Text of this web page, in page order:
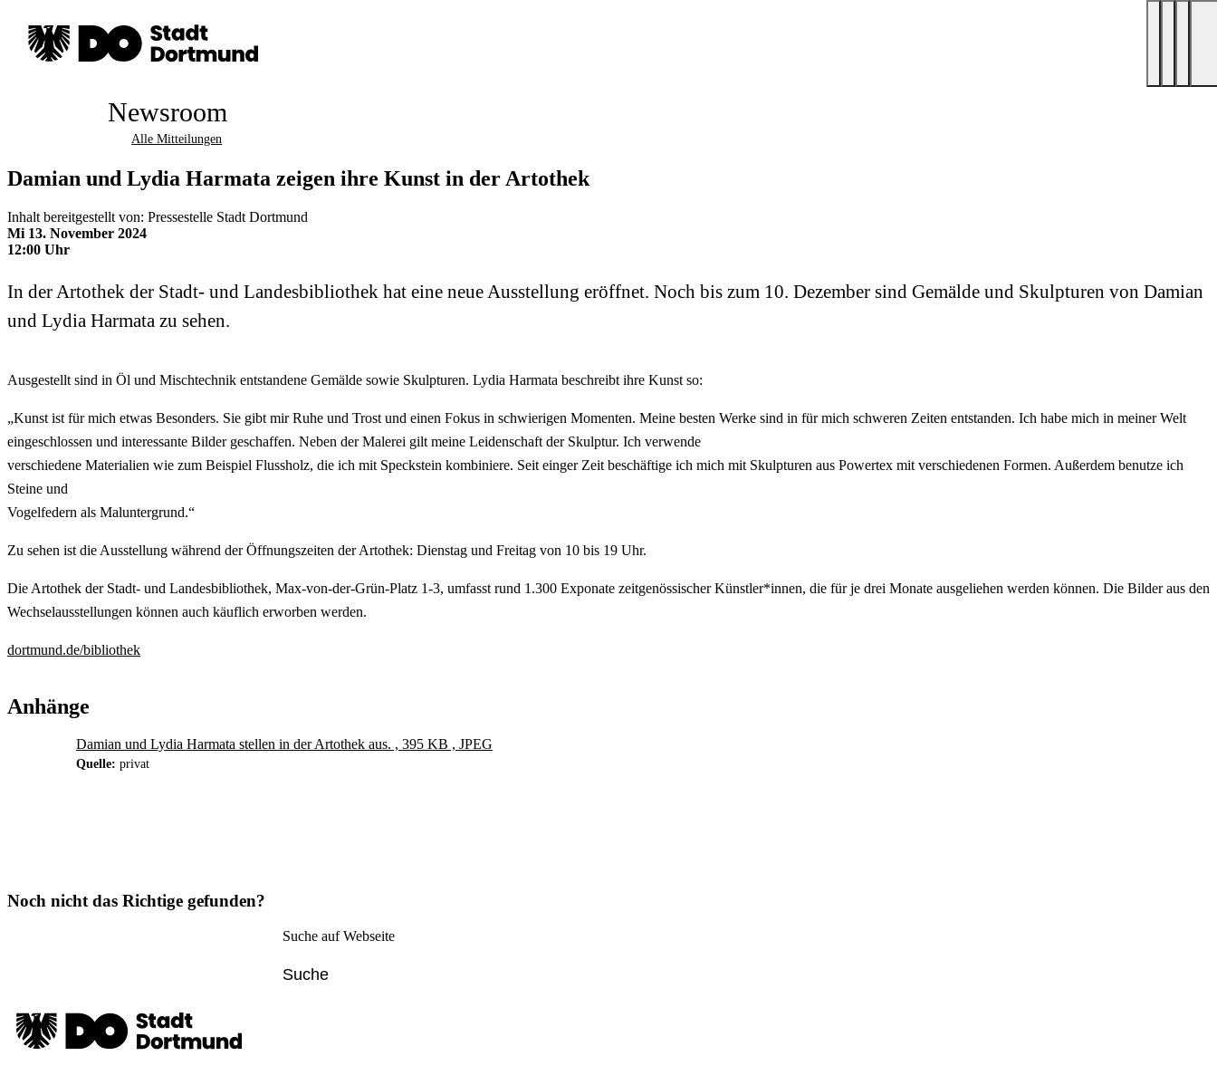
Newsroom
Alle Mitteilungen
Damian und Lydia Harmata zeigen ihre Kunst in der Artothek
Inhalt bereitgestellt von: Pressestelle Stadt Dortmund
Mi 13. November 2024
12:00 Uhr
In der Artothek der Stadt- und Landesbibliothek hat eine neue Ausstellung eröffnet. Noch bis zum 10. Dezember sind Gemälde und Skulpturen von Damian
und Lydia Harmata zu sehen.
Ausgestellt sind in Öl und Mischtechnik entstandene Gemälde sowie Skulpturen. Lydia Harmata beschreibt ihre Kunst so:
„Kunst ist für mich etwas Besonders. Sie gibt mir Ruhe und Trost und einen Fokus in schwierigen Momenten. Meine besten Werke sind in für mich schweren Zeiten entstanden. Ich habe mich in meiner Welt
eingeschlossen und interessante Bilder geschaffen. Neben der Malerei gilt meine Leidenschaft der Skulptur. Ich verwende
verschiedene Materialien wie zum Beispiel Flussholz, die ich mit Speckstein kombiniere. Seit einger Zeit beschäftige ich mich mit Skulpturen aus Powertex mit verschiedenen Formen. Außerdem benutze ich
Steine und
Vogelfedern als Maluntergrund.“
Zu sehen ist die Ausstellung während der Öffnungszeiten der Artothek: Dienstag und Freitag von 10 bis 19 Uhr.
Die Artothek der Stadt- und Landesbibliothek, Max-von-der-Grün-Platz 1-3, umfasst rund 1.300 Exponate zeitgenössischer Künstler*innen, die für je drei Monate ausgeliehen werden können. Die Bilder aus den
Wechselausstellungen können auch käuflich erworben werden.
dortmund.de/bibliothek
Anhänge
Damian und Lydia Harmata stellen in der Artothek aus. , 395 KB , JPEG
Quelle: privat
Noch nicht das Richtige gefunden?
Suche auf Webseite